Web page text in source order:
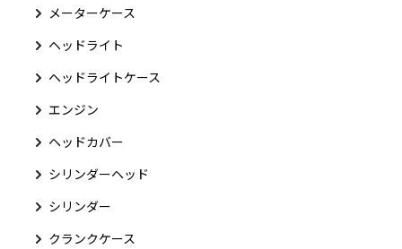
メーターケース
ヘッドライト
ヘッドライトケース
エンジン
ヘッドカバー
シリンダーヘッド
シリンダー
クランクケース